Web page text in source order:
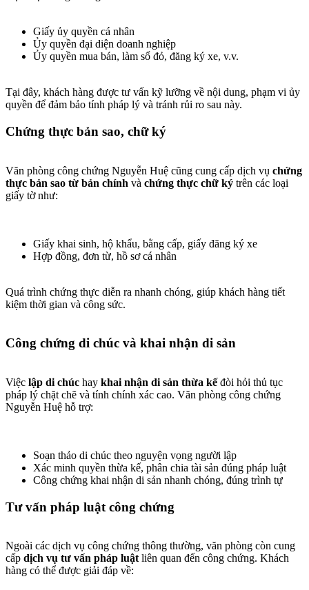
Giấy ủy quyền cá nhân
Ủy quyền đại diện doanh nghiệp
Ủy quyền mua bán, làm sổ đỏ, đăng ký xe, v.v.
Tại đây, khách hàng được tư vấn kỹ lưỡng về nội dung, phạm vi ủy
quyền để đảm bảo tính pháp lý và tránh rủi ro sau này.
Chứng thực bản sao, chữ ký​
Văn phòng công chứng Nguyễn Huệ cũng cung cấp dịch vụ chứng
thực bản sao từ bản chính và chứng thực chữ ký trên các loại
giấy tờ như:
Giấy khai sinh, hộ khẩu, bằng cấp, giấy đăng ký xe
Hợp đồng, đơn từ, hồ sơ cá nhân
Quá trình chứng thực diễn ra nhanh chóng, giúp khách hàng tiết
kiệm thời gian và công sức.
Công chứng di chúc và khai nhận di sản​
Việc lập di chúc hay khai nhận di sản thừa kếđòi hỏi thủ tục
pháp lý chặt chẽ và tính chính xác cao. Văn phòng công chứng
Nguyễn Huệ hỗ trợ:
Soạn thảo di chúc theo nguyện vọng người lập
Xác minh quyền thừa kế, phân chia tài sản đúng pháp luật
Công chứng khai nhận di sản nhanh chóng, đúng trình tự
Tư vấn pháp luật công chứng​
Ngoài các dịch vụ công chứng thông thường, văn phòng còn cung
cấp dịch vụ tư vấn pháp luật liên quan đến công chứng. Khách
hàng có thể được giải đáp về: